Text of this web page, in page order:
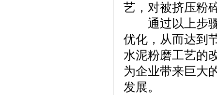
艺，对被挤压粉
通过以上步骤
优化，从而达到
水泥粉磨工艺的
为企业带来巨大
发展。